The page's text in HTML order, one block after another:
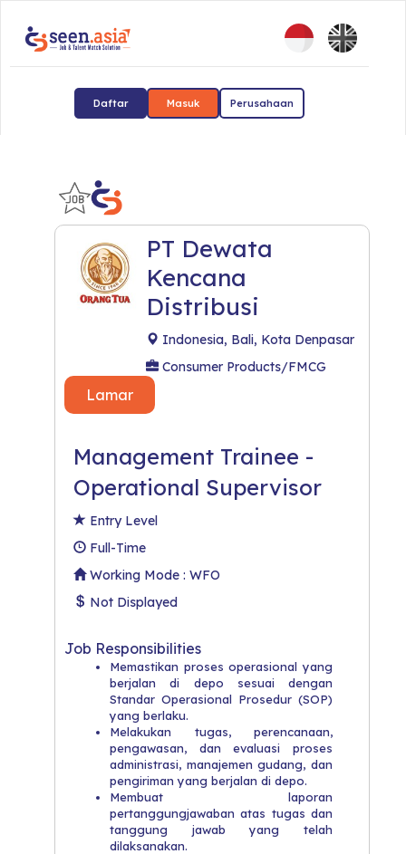
Daftar Masuk Perusahaan
PT Dewata
Kencana
Distribusi
Indonesia, Bali, Kota Denpasar
Consumer Products/FMCG
Lamar
Management Trainee -
Operational Supervisor
Entry Level
Full-Time
Working Mode : WFO
Not Displayed
Job Responsibilities
Memastikan proses operasional yang
berjalan di depo sesuai dengan
Standar Operasional Prosedur (SOP)
yang berlaku.
Melakukan tugas, perencanaan,
pengawasan, dan evaluasi proses
administrasi, manajemen gudang, dan
pengiriman yang berjalan di depo.
Membuat laporan
pertanggungjawaban atas tugas dan
tanggung jawab yang telah
dilaksanakan.